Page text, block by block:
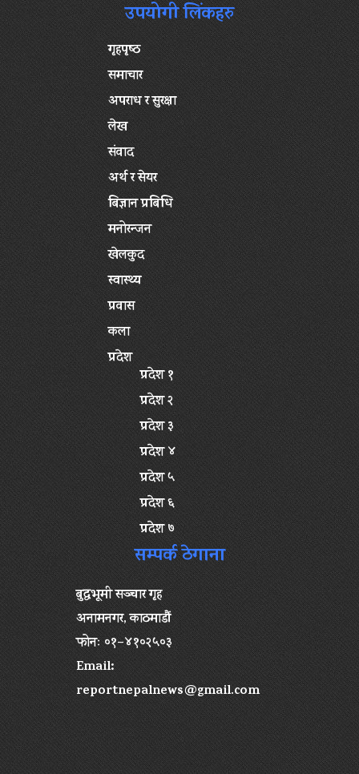
उपयोगी लिंकहरु
गृहपृष्‍ठ
समाचार
अपराध र सुरक्षा
लेख
संवाद
अर्थ र सेयर
बिज्ञान प्रबिधि
मनोरन्जन
खेलकुद
स्वास्थ्य
प्रवास
कला
प्रदेश
प्रदेश १
प्रदेश २
प्रदेश ३
प्रदेश ४
प्रदेश ५
प्रदेश ६
प्रदेश ७
सम्पर्क ठेगाना
बुद्धभूमी सञ्चार गृह
अनामनगर, काठमाडौं
फोनः ०१–४१०२५०३
Email:
reportnepalnews@gmail.com